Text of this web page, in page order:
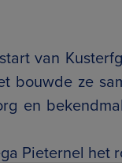
van
bouwde ze
en
Pieternel het